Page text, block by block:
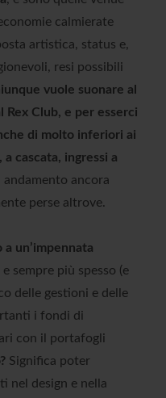
calmierate
artistica, status e,
resi possibili
vuole suonare al
Rex Club, e per esserci
di molto inferiori ai
cascata, ingressi a
andamento ancora
perse altrove.
un’impennata
e sempre più spesso (e
delle gestioni e delle
i fondi di
con il portafogli
Significa poter
nel design e nella